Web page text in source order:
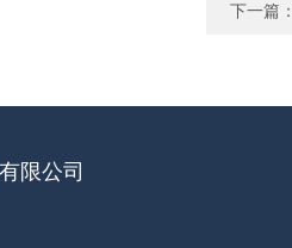
下一篇
限公司